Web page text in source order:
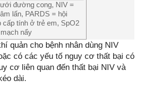
đường cong, NIV =
lấn, PARDS = hội
cấp tính ở trẻ em, SpO2
nẩy
quản cho bệnh nhân dùng NIV
có các yếu tố nguy cơ thất bại có
cơ liên quan đến thất bại NIV và
dài.